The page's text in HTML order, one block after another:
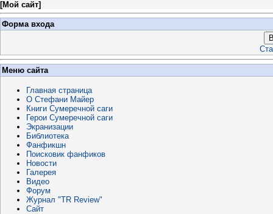
[Мой сайт]
Форма входа
Меню сайта
Главная страница
О Стефани Майер
Книги Сумеречной саги
Герои Сумеречной саги
Экранизации
Библиотека
Фанфикшн
Поисковик фанфиков
Новости
Галерея
Видео
Форум
Журнал "TR Review"
Сайт